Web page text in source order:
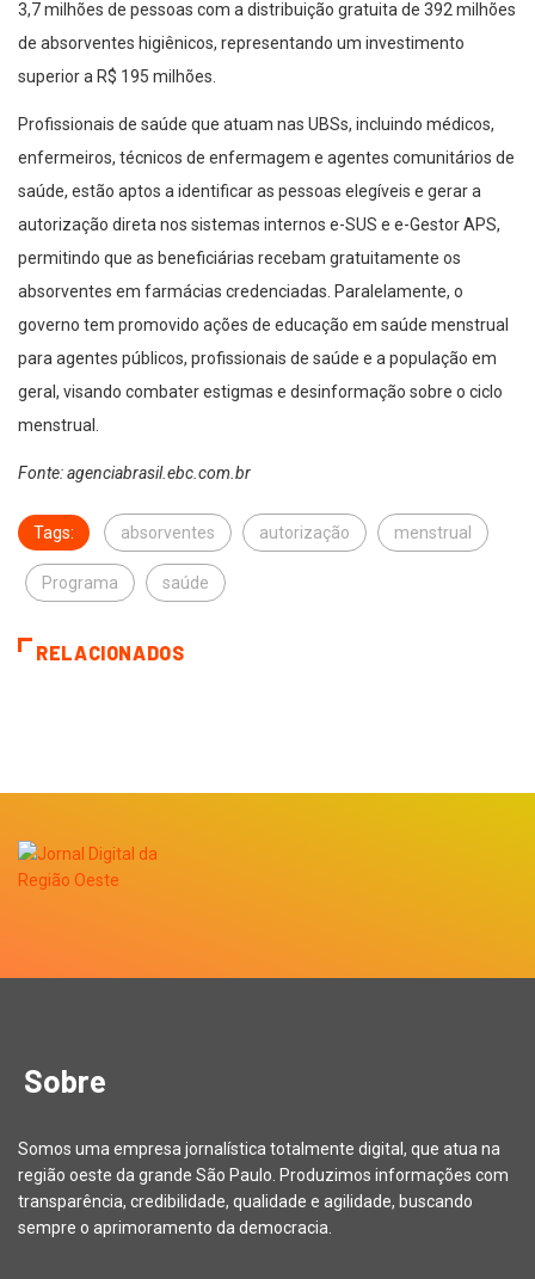
3,7 milhões de pessoas com a distribuição gratuita de 392 milhões
de absorventes higiênicos, representando um investimento
superior a R$ 195 milhões.
Profissionais de saúde que atuam nas UBSs, incluindo médicos,
enfermeiros, técnicos de enfermagem e agentes comunitários de
saúde, estão aptos a identificar as pessoas elegíveis e gerar a
autorização direta nos sistemas internos e-SUS e e-Gestor APS,
permitindo que as beneficiárias recebam gratuitamente os
absorventes em farmácias credenciadas. Paralelamente, o
governo tem promovido ações de educação em saúde menstrual
para agentes públicos, profissionais de saúde e a população em
geral, visando combater estigmas e desinformação sobre o ciclo
menstrual.
Fonte: agenciabrasil.ebc.com.br
Tags: absorventes autorização menstrual
Programa saúde
RELACIONADOS
Sobre
Somos uma empresa jornalística totalmente digital, que atua na
região oeste da grande São Paulo. Produzimos informações com
transparência, credibilidade, qualidade e agilidade, buscando
sempre o aprimoramento da democracia.